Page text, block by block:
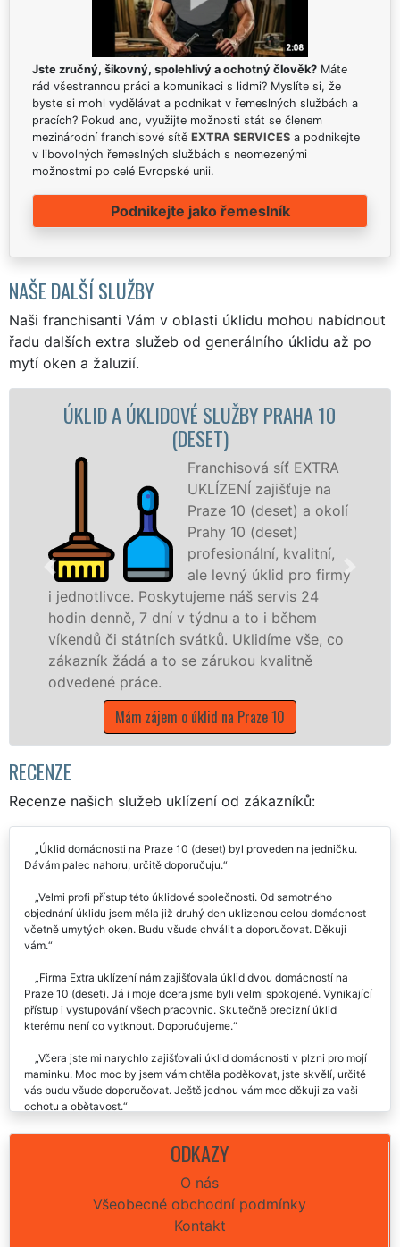
Jste zručný, šikovný, spolehlivý a ochotný člověk? Máte
rád všestrannou práci a komunikaci s lidmi? Myslíte si, že
byste si mohl vydělávat a podnikat v řemeslných službách a
pracích? Pokud ano, využijte možnosti stát se členem
mezinárodní franchisové sítě EXTRA SERVICES a podnikejte
v libovolných řemeslných službách s neomezenými
možnostmi po celé Evropské unii.
Podnikejte jako řemeslník
NAŠE DALŠÍ SLUŽBY
Naši franchisanti Vám v oblasti úklidu mohou nabídnout
řadu dalších extra služeb od generálního úklidu až po
mytí oken a žaluzií.
SLUŽBY PRAHA 10
Franchisová síť EXTRA
UKLÍZENÍ zajišťuje na
Praze 10 (deset) a okolí
Prahy 10 (deset)
profesionální, kvalitní,
ale levný úklid pro firmy
Poskytujeme náš servis 24
7 dní v týdnu a to i během
svátků. Uklidíme vše, co
a to se zárukou kvalitně
zájem o úklid na Praze 10
ÚKLIDOVÁ
služby
společnosti,
v celém
čistoty.
RECENZE
Recenze našich služeb uklízení od zákazníků:
Úklid domácnosti na Praze 10 (deset) byl proveden na jedničku.
Dávám palec nahoru, určitě doporučuju.
Velmi profi přístup této úklidové společnosti. Od samotného
objednání úklidu jsem měla již druhý den uklizenou celou domácnost
včetně umytých oken. Budu všude chválit a doporučovat. Děkuji
vám.
Firma Extra uklízení nám zajišťovala úklid dvou domácností na
Praze 10 (deset). Já i moje dcera jsme byli velmi spokojené. Vynikající
přístup i vystupování všech pracovnic. Skutečně precizní úklid
kterému není co vytknout. Doporučujeme.
Včera jste mi narychlo zajišťovali úklid domácnosti v plzni pro mojí
maminku. Moc moc by jsem vám chtěla poděkovat, jste skvělí, určitě
vás budu všude doporučovat. Ještě jednou vám moc děkuji za vaši
ochotu a obětavost.
Děkuju za skvěle odvedenou práci při úklidu mé domácnosti na
Praze 10 (deset). Skvělá komunikace, vřelý přístup, cena odpovídala
Před svátky jsem potřebovala uklidit celou naši domácnost a na
základě doporučení jsem si na Praze 10 (deset) vybrala společnost
Extra uklízení. Byla jsem velmi, ale velmi spokojená. Určitě budu tuto
ODKAZY
O nás
Všeobecné obchodní podmínky
Kontakt